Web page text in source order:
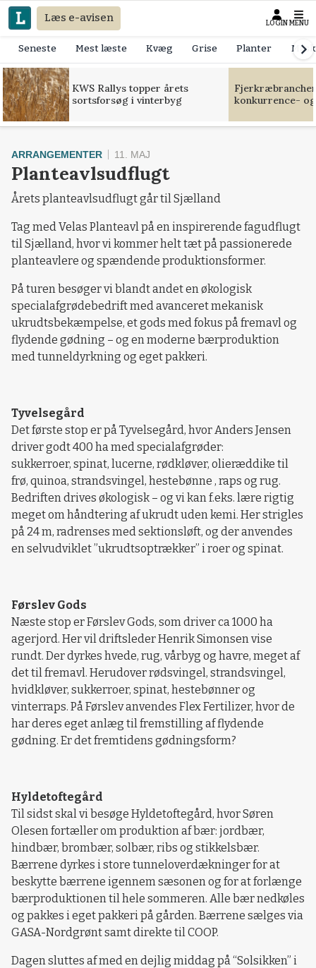
Læs e-avisen LOGIN MENU
Seneste Mest læste Kvæg Grise Planter
KWS Rallys topper årets
sortsforsøg i vinterbyg
konkurrence-
ARRANGEMENTER 11. MAJ
Planteavlsudflugt
Årets planteavlsudflugt går til Sjælland
Tag med Velas Planteavl på en inspirerende fagudflugt
til Sjælland, hvor vi kommer helt tæt på passionerede
planteavlere og spændende produktionsformer.
På turen besøger vi blandt andet en økologisk
specialafgrødebedrift med avanceret mekanisk
ukrudtsbekæmpelse, et gods med fokus på fremavl og
flydende gødning – og en moderne bærproduktion
med tunneldyrkning og eget pakkeri.
Tyvelsegård
Det første stop er på Tyvelsegård, hvor Anders Jensen
driver godt 400 ha med specialafgrøder:
sukkerroer, spinat, lucerne, rødkløver, olieræddike til
frø, quinoa, strandsvingel, hestebønne , raps og rug.
Bedriften drives økologisk – og vi kan f.eks. lære rigtig
meget om håndtering af ukrudt uden kemi. Her strigles
på 24 m, radrenses med sektionsløft, og der anvendes
en selvudviklet ”ukrudtsoptrækker” i roer og spinat.
Førslev Gods
Næste stop er Førslev Gods, som driver ca 1000 ha
agerjord. Her vil driftsleder Henrik Simonsen vise
rundt. Der dyrkes hvede, rug, vårbyg og havre, meget af
det til fremavl. Herudover rødsvingel, strandsvingel,
hvidkløver, sukkerroer, spinat, hestebønner og
vinterraps. På Førslev anvendes Flex Fertilizer, hvor de
har deres eget anlæg til fremstilling af flydende
gødning. Er det fremtidens gødningsform?
Hyldetoftegård
Til sidst skal vi besøge Hyldetoftegård, hvor Søren
Olesen fortæller om produktion af bær: jordbær,
hindbær, brombær, solbær, ribs og stikkelsbær.
Bærrene dyrkes i store tunneloverdækninger for at
beskytte bærrene igennem sæsonen og for at forlænge
bærproduktionen til hele sommeren. Alle bær nedkøles
og pakkes i eget pakkeri på gården. Bærrene sælges via
GASA-Nordgrønt samt direkte til COOP.
Dagen sluttes af med en dejlig middag på “Solsikken” i